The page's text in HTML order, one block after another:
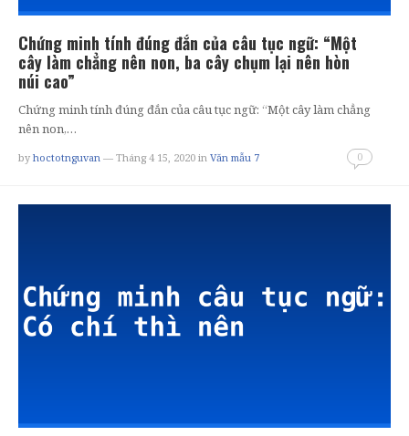
Chứng minh tính đúng đắn của câu tục ngữ: “Một
cây làm chẳng nên non, ba cây chụm lại nên hòn
núi cao”
Chứng minh tính đúng đắn của câu tục ngữ: “Một cây làm chẳng
nên non,…
by hoctotnguvan — Tháng 4 15, 2020 in Văn mẫu 7 0